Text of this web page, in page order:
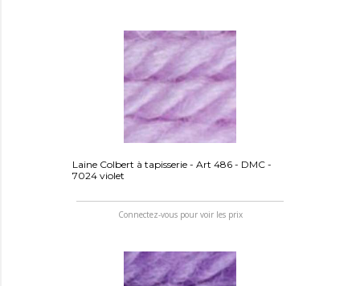
Laine Colbert à tapisserie - Art 486 - DMC -
7024 violet
Connectez-vous pour voir les prix